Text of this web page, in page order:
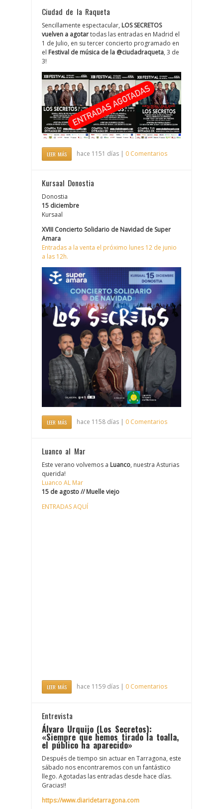
Ciudad de la Raqueta
Sencillamente espectacular, LOS SECRETOS
vuelven a agotartodas las entradas en Madrid el
1 de Julio, en su tercer concierto programado en
el Festival de música de la @ciudadraqueta, 3 de
3!
LEER MÁS hace 1151 días | 0 Comentarios
Kursaal Donostia
Donostia
15 diciembre
Kursaal
XVIII Concierto Solidario de Navidad de Super
Amara
Entradas a la venta el próximo lunes 12 de junio
a las 12h.
LEER MÁS hace 1158 días | 0 Comentarios
Luanco al Mar
Este verano volvemos a Luanco, nuestra Asturias
querida!
Luanco AL Mar
15 de agosto // Muelle viejo
ENTRADAS AQUÍ
LEER MÁS hace 1159 días | 0 Comentarios
Entrevista
Álvaro Urquijo (Los Secretos):
«Siempre que hemos tirado la toalla,
el público ha aparecido»
Después de tiempo sin actuar en Tarragona, este
sábado nos encontraremos con un fantástico
llego. Agotadas las entradas desde hace días.
Gracias!!
https://www.diaridetarragona.com